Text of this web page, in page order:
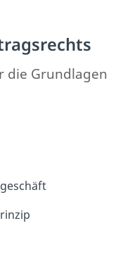
die Grundlagen